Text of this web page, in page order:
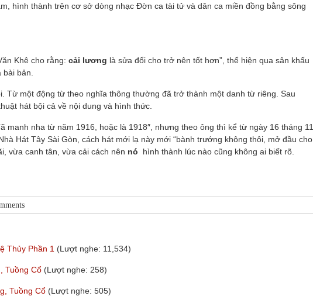
hình thành trên cơ sở dòng nhạc Đờn ca tài tử và dân ca miền đồng bằng sông
Khê cho rằng: cải lương là sửa đổi cho trở nên tốt hơn”, thể hiện qua sân khấu
bản.
Từ một động từ theo nghĩa thông thường đã trở thành một danh từ riêng. Sau
hát bội cả về nội dung và hình thức.
manh nha từ năm 1916, hoặc là 1918″, nhưng theo ông thì kể từ ngày 16 tháng 11
Hát Tây Sài Gòn, cách hát mới lạ này mới “bành trướng không thôi, mở đầu cho
vừa canh tân, vừa cải cách nên nó hình thành lúc nào cũng không ai biết rõ.
Thủy Phần 1 (Lượt nghe: 11,534)
Tuồng Cổ (Lượt nghe: 258)
Tuồng Cổ (Lượt nghe: 505)